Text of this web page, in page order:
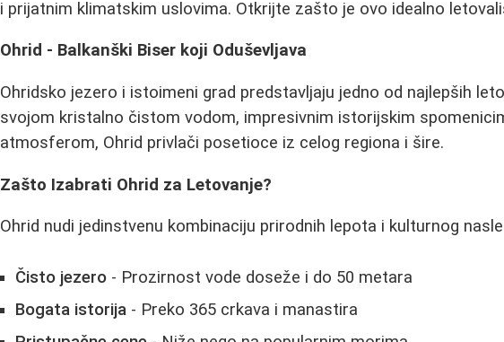
i prijatnim klimatskim uslovima. Otkrijte zašto je ovo idealno
Ohrid - Balkanški Biser koji Oduševljava
Ohridsko jezero i istoimeni grad predstavljaju jedno od najlepših
svojom kristalno čistom vodom, impresivnim istorijskim
atmosferom, Ohrid privlači posetioce iz celog regiona i šire.
Zašto Izabrati Ohrid za Letovanje?
Ohrid nudi jedinstvenu kombinaciju prirodnih lepota i kulturnog
Čisto jezero - Prozirnost vode doseže i do 50 metara
Bogata istorija - Preko 365 crkava i manastira